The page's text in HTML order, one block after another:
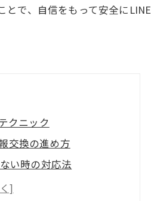
で、自信をもって安全に
クニック
交換の進め方
い時の対応法
結婚相談所のルール